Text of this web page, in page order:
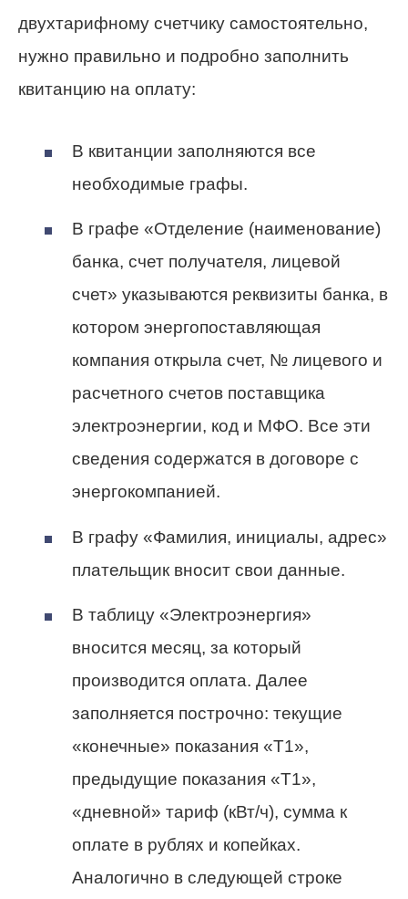
двухтарифному счетчику самостоятельно,
нужно правильно и подробно заполнить
квитанцию на оплату:
В квитанции заполняются все
необходимые графы.
В графе «Отделение (наименование)
банка, счет получателя, лицевой
счет» указываются реквизиты банка, в
котором энергопоставляющая
компания открыла счет, № лицевого и
расчетного счетов поставщика
электроэнергии, код и МФО. Все эти
сведения содержатся в договоре с
энергокомпанией.
В графу «Фамилия, инициалы, адрес»
плательщик вносит свои данные.
В таблицу «Электроэнергия»
вносится месяц, за который
производится оплата. Далее
заполняется построчно: текущие
«конечные» показания «Т1»,
предыдущие показания «Т1»,
«дневной» тариф (кВт/ч), сумма к
оплате в рублях и копейках.
Аналогично в следующей строке